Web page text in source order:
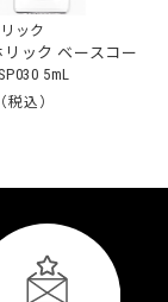
ック
リック ベースコー
5mL